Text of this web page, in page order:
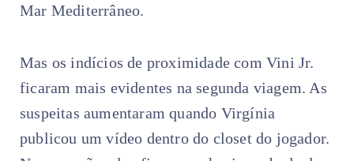
Mar Mediterrâneo.
Mas os indícios de proximidade com Vini Jr.
ficaram mais evidentes na segunda viagem. As
suspeitas aumentaram quando Virgínia
publicou um vídeo dentro do closet do jogador.